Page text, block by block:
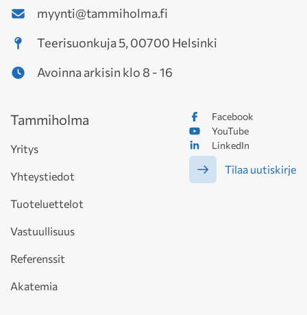
myynti@tammiholma.fi
Teerisuonkuja 5, 00700 Helsinki
Avoinna arkisin klo 8 - 16
Facebook
YouTube
LinkedIn
Tilaa uutiskirje
Tammiholma
Yritys
Yhteystiedot
Tuoteluettelot
Vastuullisuus
Referenssit
Akatemia